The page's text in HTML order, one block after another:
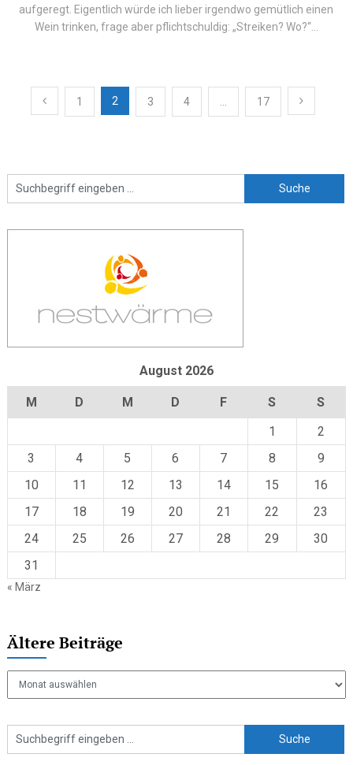
aufgeregt. Eigentlich würde ich lieber irgendwo gemütlich einen
Wein trinken, frage aber pflichtschuldig: „Streiken? Wo?“...
Beitragsnavigation
1 2 3 4 17
August 2026
M D M D F S
S
1
2
3
4 5 6 7 8
9
10
11 12 13 14 15
16
17
18 19 20 21 22
23
24
25 26 27 28 29
30
31
« März
Ältere Beiträge